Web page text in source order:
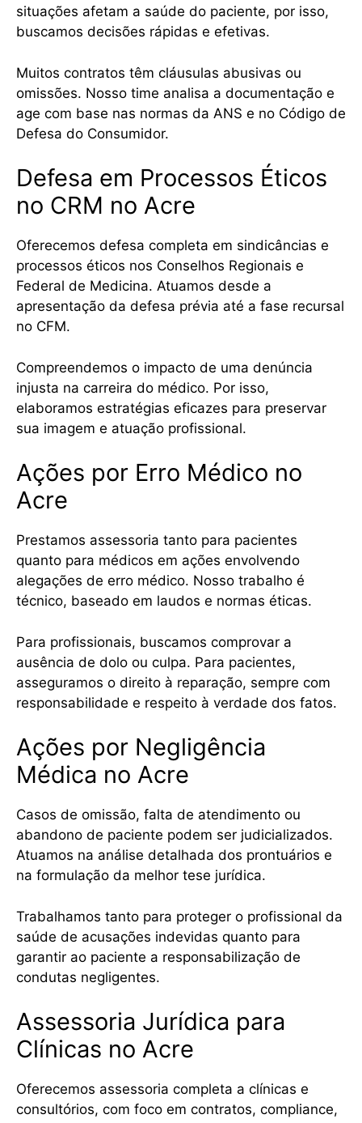
situações afetam a saúde do paciente, por isso,
buscamos decisões rápidas e efetivas.
Muitos contratos têm cláusulas abusivas ou
omissões. Nosso time analisa a documentação e
age com base nas normas da ANS e no Código de
Defesa do Consumidor.
Defesa em Processos Éticos
no CRM no Acre
Oferecemos defesa completa em sindicâncias e
processos éticos nos Conselhos Regionais e
Federal de Medicina. Atuamos desde a
apresentação da defesa prévia até a fase recursal
no CFM.
Compreendemos o impacto de uma denúncia
injusta na carreira do médico. Por isso,
elaboramos estratégias eficazes para preservar
sua imagem e atuação profissional.
Ações por Erro Médico no
Acre
Prestamos assessoria tanto para pacientes
quanto para médicos em ações envolvendo
alegações de erro médico. Nosso trabalho é
técnico, baseado em laudos e normas éticas.
Para profissionais, buscamos comprovar a
ausência de dolo ou culpa. Para pacientes,
asseguramos o direito à reparação, sempre com
responsabilidade e respeito à verdade dos fatos.
Ações por Negligência
Médica no Acre
Casos de omissão, falta de atendimento ou
abandono de paciente podem ser judicializados.
Atuamos na análise detalhada dos prontuários e
na formulação da melhor tese jurídica.
Trabalhamos tanto para proteger o profissional da
saúde de acusações indevidas quanto para
garantir ao paciente a responsabilização de
condutas negligentes.
Assessoria Jurídica para
Clínicas no Acre
Oferecemos assessoria completa a clínicas e
consultórios, com foco em contratos, compliance,